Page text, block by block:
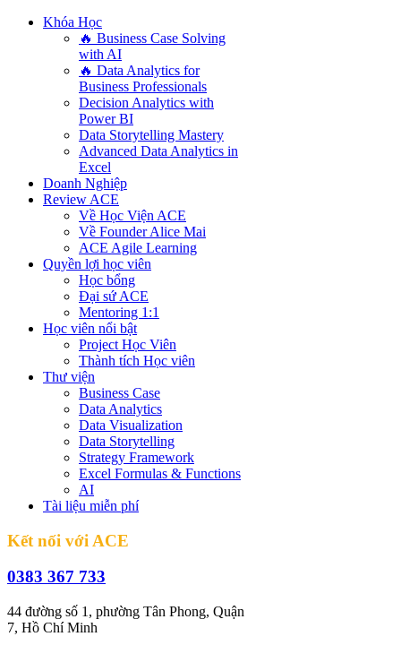
Khóa Học
🔥 Business Case Solving
with AI
🔥 Data Analytics for
Business Professionals
Decision Analytics with
Power BI
Data Storytelling Mastery
Advanced Data Analytics in
Excel
Doanh Nghiệp
Review ACE
Về Học Viện ACE
Về Founder Alice Mai
ACE Agile Learning
Quyền lợi học viên
Học bổng
Đại sứ ACE
Mentoring 1:1
Học viên nổi bật
Project Học Viên
Thành tích Học viên
Thư viện
Business Case
Data Analytics
Data Visualization
Data Storytelling
Strategy Framework
Excel Formulas & Functions
AI
Tài liệu miễn phí
Kết nối với ACE
0383 367 733
44 đường số 1, phường Tân Phong, Quận
7, Hồ Chí Minh